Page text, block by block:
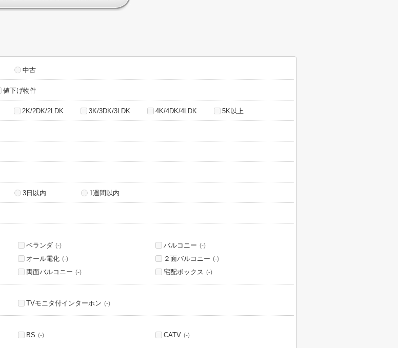
中古
値下げ物件
2K/2DK/2LDK 3K/3DK/3LDK 4K/4DK/4LDK 5K以上
3日以内 1週間以内
ベランダ (-) バルコニー (-)
オール電化 (-) ２面バルコニー (-)
両面バルコニー (-) 宅配ボックス (-)
TVモニタ付インターホン (-)
BS (-) CATV (-)